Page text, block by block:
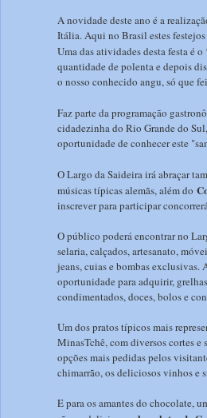
A novidade deste ano é a
Itália. Aqui no Brasil estes
Uma das atividades desta festa é o
quantidade de polenta e depois
o nosso conhecido angu, só que
Faz parte da programação
cidadezinha do Rio Grande do
oportunidade de conhecer este
O Largo da Saideira irá abraçar
músicas típicas alemãs, além do
inscrever para participar
O público poderá encontrar no
selaria, calçados, artesanato,
jeans, cuias e bombas exclusivas.
oportunidade para adquirir,
condimentados, doces, bolos e
Um dos pratos típicos mais
MinasTchê, com diversos cortes e
opções mais pedidas pelos
chimarrão, os deliciosos vinhos e
E para os amantes do chocolate,